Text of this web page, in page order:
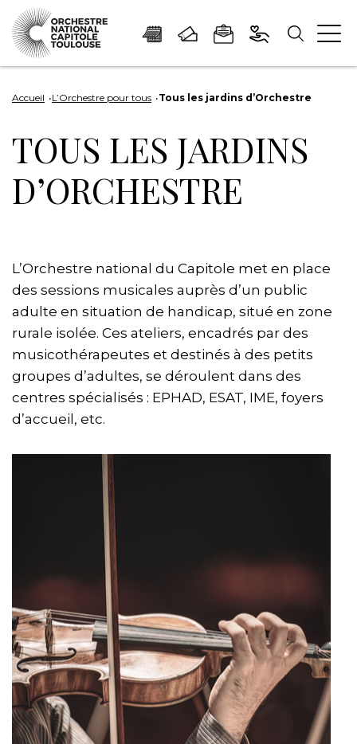
Panneau de gestion des cookies
au
principal
à
navigation
à
recherche
au
de
page
Accueil L’Orchestre pour tous Tous les jardins d’Orchestre
TOUS LES JARDINS
D’ORCHESTRE
L’Orchestre national du Capitole met en place
des sessions musicales auprès d’un public
adulte en situation de handicap, situé en zone
rurale isolée. Ces ateliers, encadrés par des
musicothérapeutes et destinés à des petits
groupes d’adultes, se déroulent dans des
centres spécialisés : EPHAD, ESAT, IME, foyers
d’accueil, etc.